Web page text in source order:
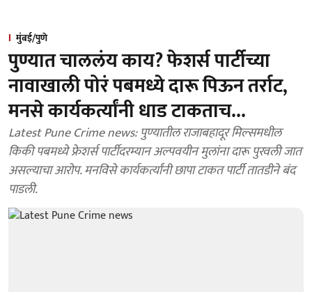
मुंबई/पुणे
पुण्यात चाललंय काय? फेशर्स पार्टीच्या
नावाखाली पोरं पबमध्ये दारू पिऊन तर्राट,
मनसे कार्यकर्त्यांनी धाड टाकताच...
Latest Pune Crime news: पुण्यातील राजाबहादूर मिल्समधील
किकी पबमध्ये फ्रेशर्स पार्टीदरम्यान अल्पवयीन मुलांना दारू पुरवली जात
असल्याचा आरोप. मनविसे कार्यकर्त्यांनी छापा टाकत पार्टी तातडीने बंद
पाडली.